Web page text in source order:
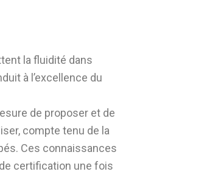
la fluidité dans
à l’excellence du
de proposer et de
compte tenu de la
Ces connaissances
certification une fois